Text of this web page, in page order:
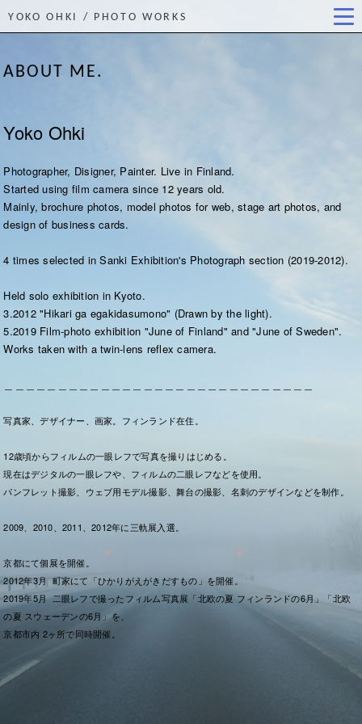
YOKO OHKI / PHOTO WORKS
ABOUT ME.
Yoko Ohki
Photographer, Disigner, Painter. Live in Finland.
Started using film camera since 12 years old.
Mainly, brochure photos, model photos for web, stage art photos, and
design of business cards.
4 times selected in Sanki Exhibition's Photograph section (2019-2012).
Held solo exhibition in Kyoto.
3.2012 "Hikari ga egakidasumono" (Drawn by the light).
5.2019 Film-photo exhibition "June of Finland" and "June of Sweden".
Works taken with a twin-lens reflex camera.
写真家、デザイナー、画家。 フィンランド在住。
12歳頃からフィルムの一眼レフで写真を撮りはじめる。
現在はデジタルの一眼レフや、フィルムの二眼レフなどを使用。
パンフレット撮影、ウェブ用モデル撮影、舞台の撮影、名刺のデザインなどを制作。
2009、2010、2011、2012年に三軌展入選。
京都にて個展を開催。
2012年3月 町家にて「ひかりがえがきだすもの」を開催。
2019年5月 二眼レフで撮ったフィルム写真展 「北欧の夏 フィンランドの6月」「北欧
の夏 スウェーデンの6月」を、
京都市内 2ヶ所で同時開催。